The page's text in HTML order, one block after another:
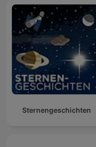
Sternengeschichten